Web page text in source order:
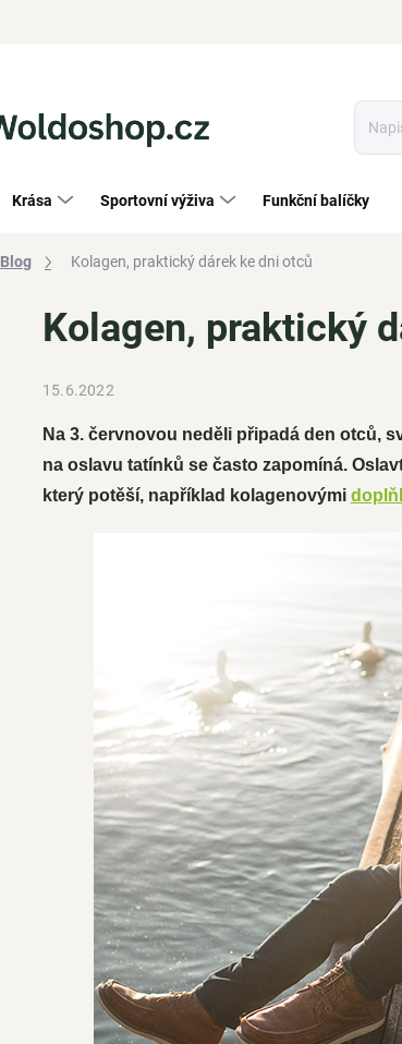
Krása Sportovní výživa Funkční balíčky
Blog Kolagen, praktický dárek ke dni otců
Kolagen, praktický
15.6.2022
Na 3. červnovou neděli připadá den otců,
na oslavu tatínků se často zapomíná.
který potěší, například kolagenovými